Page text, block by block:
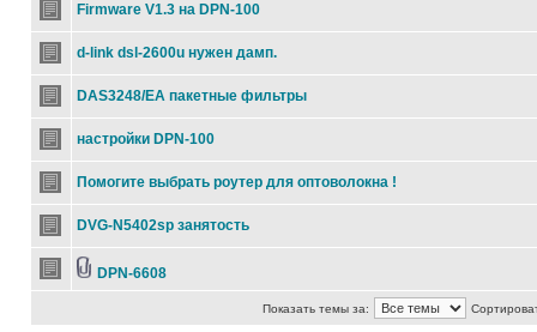
Firmware V1.3 на DPN-100
d-link dsl-2600u нужен дамп.
DAS3248/EA пакетные фильтры
настройки DPN-100
Помогите выбрать роутер для оптоволокна !
DVG-N5402sp занятость
DPN-6608
Показать темы за: